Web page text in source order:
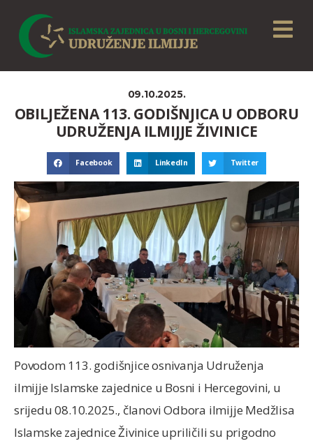
09.10.2025.
OBILJEŽENA 113. GODIŠNJICA U ODBORU
UDRUŽENJA ILMIJJE ŽIVINICE
Facebook LinkedIn Twitter
Povodom 113. godišnjice osnivanja Udruženja
ilmijje Islamske zajednice u Bosni i Hercegovini, u
srijedu 08.10.2025., članovi Odbora ilmijje Medžlisa
Islamske zajednice Živinice upriličili su prigodno